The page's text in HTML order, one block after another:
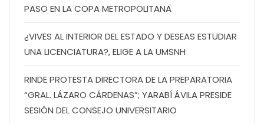
PASO EN LA COPA METROPOLITANA
¿VIVES AL INTERIOR DEL ESTADO Y DESEAS ESTUDIAR
UNA LICENCIATURA?, ELIGE A LA UMSNH
RINDE PROTESTA DIRECTORA DE LA PREPARATORIA
“GRAL. LÁZARO CÁRDENAS”; YARABÍ ÁVILA PRESIDE
SESIÓN DEL CONSEJO UNIVERSITARIO